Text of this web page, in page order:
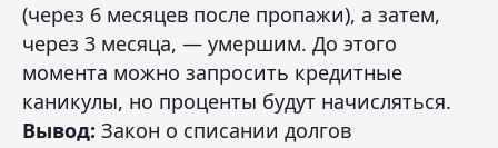
(через 6 месяцев после пропажи), а затем,
через 3 месяца, — умершим. До этого
момента можно запросить кредитные
каникулы, но проценты будут начисляться.
Вывод: Закон о списании долгов